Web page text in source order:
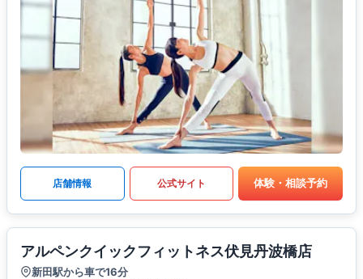
店舗情報 公式サイト 体験・相談予約
アルペンクイックフィットネス伏見丹波橋店
新田駅から車で16分